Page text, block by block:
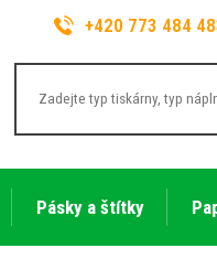
+420 773 484
Pásky a štítky